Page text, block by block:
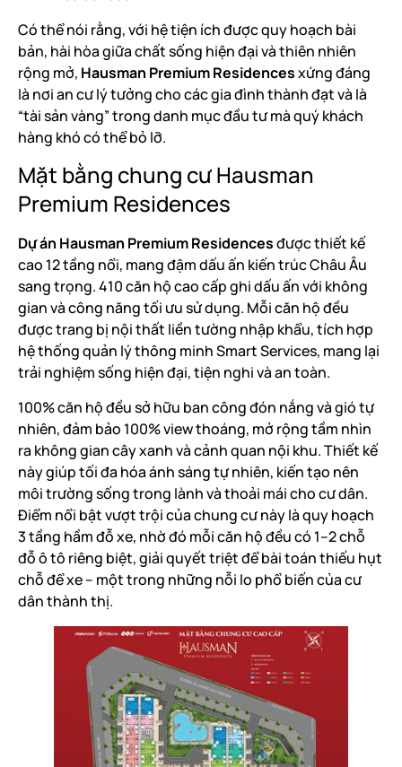
Có thể nói rằng, với hệ tiện ích được quy hoạch bài
bản, hài hòa giữa chất sống hiện đại và thiên nhiên
rộng mở, Hausman Premium Residencesxứng đáng
là nơi an cư lý tưởng cho các gia đình thành đạt và là
“tài sản vàng” trong danh mục đầu tư mà quý khách
hàng khó có thể bỏ lỡ.
Mặt bằng chung cư Hausman
Premium Residences
Dự án Hausman Premium Residencesđược thiết kế
cao 12 tầng nổi, mang đậm dấu ấn kiến trúc Châu Âu
sang trọng. 410 căn hộ cao cấp ghi dấu ấn với không
gian và công năng tối ưu sử dụng. Mỗi căn hộ đều
được trang bị nội thất liền tường nhập khẩu, tích hợp
hệ thống quản lý thông minh Smart Services, mang lại
trải nghiệm sống hiện đại, tiện nghi và an toàn.
100% căn hộ đều sở hữu ban công đón nắng và gió tự
nhiên, đảm bảo 100% view thoáng, mở rộng tầm nhìn
ra không gian cây xanh và cảnh quan nội khu. Thiết kế
này giúp tối đa hóa ánh sáng tự nhiên, kiến tạo nên
môi trường sống trong lành và thoải mái cho cư dân.
Điểm nổi bật vượt trội của chung cư này là quy hoạch
3 tầng hầm đỗ xe, nhờ đó mỗi căn hộ đều có 1–2 chỗ
đỗ ô tô riêng biệt, giải quyết triệt để bài toán thiếu hụt
chỗ để xe – một trong những nỗi lo phổ biến của cư
dân thành thị.